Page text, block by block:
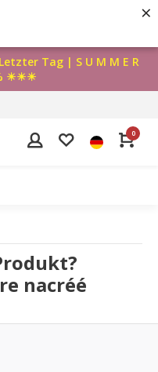
×
Tag | S U M M E R
☀☀☀
0
nacréé